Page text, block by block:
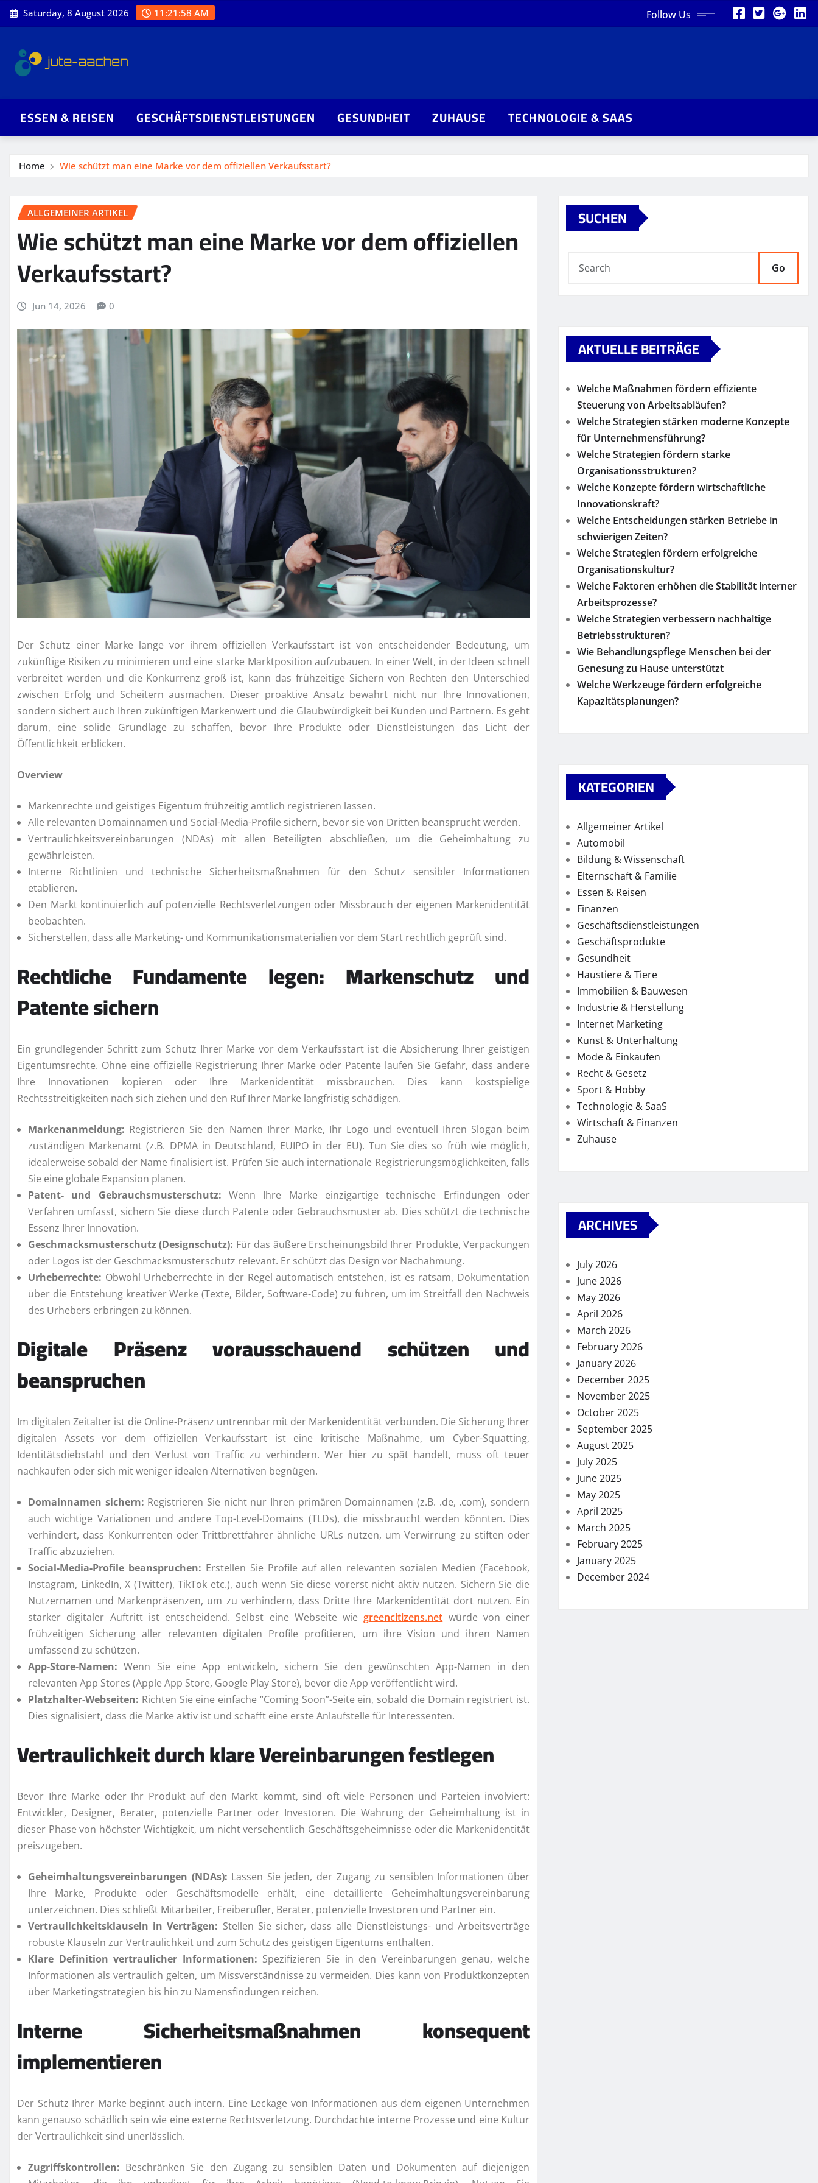
Skip
to
Saturday, 8 August 2026 11:21:59 AM Follow Us
ESSEN & REISEN GESCHÄFTSDIENSTLEISTUNGEN GESUNDHEIT ZUHAUSE TECHNOLOGIE & SAAS
Home Wie schützt man eine Marke vor dem offiziellen Verkaufsstart?
ALLGEMEINER ARTIKEL
Wie schützt man eine Marke vor dem offiziellen
Verkaufsstart?
Jun 14, 2026 0
Der Schutz einer Marke lange vor ihrem offiziellen Verkaufsstart ist von entscheidender Bedeutung, um
zukünftige Risiken zu minimieren und eine starke Marktposition aufzubauen. In einer Welt, in der Ideen schnell
verbreitet werden und die Konkurrenz groß ist, kann das frühzeitige Sichern von Rechten den Unterschied
zwischen Erfolg und Scheitern ausmachen. Dieser proaktive Ansatz bewahrt nicht nur Ihre Innovationen,
sondern sichert auch Ihren zukünftigen Markenwert und die Glaubwürdigkeit bei Kunden und Partnern. Es geht
darum, eine solide Grundlage zu schaffen, bevor Ihre Produkte oder Dienstleistungen das Licht der
Öffentlichkeit erblicken.
Overview
Markenrechte und geistiges Eigentum frühzeitig amtlich registrieren lassen.
Alle relevanten Domainnamen und Social-Media-Profile sichern, bevor sie von Dritten beansprucht werden.
Vertraulichkeitsvereinbarungen (NDAs) mit allen Beteiligten abschließen, um die Geheimhaltung zu
gewährleisten.
Interne Richtlinien und technische Sicherheitsmaßnahmen für den Schutz sensibler Informationen
etablieren.
Den Markt kontinuierlich auf potenzielle Rechtsverletzungen oder Missbrauch der eigenen Markenidentität
beobachten.
Sicherstellen, dass alle Marketing- und Kommunikationsmaterialien vor dem Start rechtlich geprüft sind.
Rechtliche Fundamente legen: Markenschutz und
Patente sichern
Ein grundlegender Schritt zum Schutz Ihrer Marke vor dem Verkaufsstart ist die Absicherung Ihrer geistigen
Eigentumsrechte. Ohne eine offizielle Registrierung Ihrer Marke oder Patente laufen Sie Gefahr, dass andere
Ihre Innovationen kopieren oder Ihre Markenidentität missbrauchen. Dies kann kostspielige
Rechtsstreitigkeiten nach sich ziehen und den Ruf Ihrer Marke langfristig schädigen.
Markenanmeldung: Registrieren Sie den Namen Ihrer Marke, Ihr Logo und eventuell Ihren Slogan beim
zuständigen Markenamt (z.B. DPMA in Deutschland, EUIPO in der EU). Tun Sie dies so früh wie möglich,
idealerweise sobald der Name finalisiert ist. Prüfen Sie auch internationale Registrierungsmöglichkeiten, falls
Sie eine globale Expansion planen.
Patent- und Gebrauchsmusterschutz: Wenn Ihre Marke einzigartige technische Erfindungen oder
Verfahren umfasst, sichern Sie diese durch Patente oder Gebrauchsmuster ab. Dies schützt die technische
Essenz Ihrer Innovation.
Geschmacksmusterschutz (Designschutz): Für das äußere Erscheinungsbild Ihrer Produkte, Verpackungen
oder Logos ist der Geschmacksmusterschutz relevant. Er schützt das Design vor Nachahmung.
Urheberrechte: Obwohl Urheberrechte in der Regel automatisch entstehen, ist es ratsam, Dokumentation
über die Entstehung kreativer Werke (Texte, Bilder, Software-Code) zu führen, um im Streitfall den Nachweis
des Urhebers erbringen zu können.
Digitale Präsenz vorausschauend schützen und
beanspruchen
Im digitalen Zeitalter ist die Online-Präsenz untrennbar mit der Markenidentität verbunden. Die Sicherung Ihrer
digitalen Assets vor dem offiziellen Verkaufsstart ist eine kritische Maßnahme, um Cyber-Squatting,
Identitätsdiebstahl und den Verlust von Traffic zu verhindern. Wer hier zu spät handelt, muss oft teuer
nachkaufen oder sich mit weniger idealen Alternativen begnügen.
Domainnamen sichern: Registrieren Sie nicht nur Ihren primären Domainnamen (z.B. .de, .com), sondern
auch wichtige Variationen und andere Top-Level-Domains (TLDs), die missbraucht werden könnten. Dies
verhindert, dass Konkurrenten oder Trittbrettfahrer ähnliche URLs nutzen, um Verwirrung zu stiften oder
Traffic abzuziehen.
Social-Media-Profile beanspruchen: Erstellen Sie Profile auf allen relevanten sozialen Medien (Facebook,
Instagram, LinkedIn, X (Twitter), TikTok etc.), auch wenn Sie diese vorerst nicht aktiv nutzen. Sichern Sie die
Nutzernamen und Markenpräsenzen, um zu verhindern, dass Dritte Ihre Markenidentität dort nutzen. Ein
starker digitaler Auftritt ist entscheidend. Selbst eine Webseite wiegreencitizens.net würde von einer
frühzeitigen Sicherung aller relevanten digitalen Profile profitieren, um ihre Vision und ihren Namen
umfassend zu schützen.
App-Store-Namen: Wenn Sie eine App entwickeln, sichern Sie den gewünschten App-Namen in den
relevanten App Stores (Apple App Store, Google Play Store), bevor die App veröffentlicht wird.
Platzhalter-Webseiten: Richten Sie eine einfache “Coming Soon”-Seite ein, sobald die Domain registriert ist.
Dies signalisiert, dass die Marke aktiv ist und schafft eine erste Anlaufstelle für Interessenten.
Vertraulichkeit durch klare Vereinbarungen festlegen
Bevor Ihre Marke oder Ihr Produkt auf den Markt kommt, sind oft viele Personen und Parteien involviert:
Entwickler, Designer, Berater, potenzielle Partner oder Investoren. Die Wahrung der Geheimhaltung ist in
dieser Phase von höchster Wichtigkeit, um nicht versehentlich Geschäftsgeheimnisse oder die Markenidentität
preiszugeben.
Geheimhaltungsvereinbarungen (NDAs): Lassen Sie jeden, der Zugang zu sensiblen Informationen über
Ihre Marke, Produkte oder Geschäftsmodelle erhält, eine detaillierte Geheimhaltungsvereinbarung
unterzeichnen. Dies schließt Mitarbeiter, Freiberufler, Berater, potenzielle Investoren und Partner ein.
Vertraulichkeitsklauseln in Verträgen: Stellen Sie sicher, dass alle Dienstleistungs- und Arbeitsverträge
robuste Klauseln zur Vertraulichkeit und zum Schutz des geistigen Eigentums enthalten.
Klare Definition vertraulicher Informationen: Spezifizieren Sie in den Vereinbarungen genau, welche
Informationen als vertraulich gelten, um Missverständnisse zu vermeiden. Dies kann von Produktkonzepten
über Marketingstrategien bis hin zu Namensfindungen reichen.
Interne Sicherheitsmaßnahmen konsequent
implementieren
Der Schutz Ihrer Marke beginnt auch intern. Eine Leckage von Informationen aus dem eigenen Unternehmen
kann genauso schädlich sein wie eine externe Rechtsverletzung. Durchdachte interne Prozesse und eine Kultur
der Vertraulichkeit sind unerlässlich.
Zugriffskontrollen: Beschränken Sie den Zugang zu sensiblen Daten und Dokumenten auf diejenigen
SUCHEN
Go
AKTUELLE BEITRÄGE
Welche Maßnahmen fördern effiziente
Steuerung von Arbeitsabläufen?
Welche Strategien stärken moderne Konzepte
für Unternehmensführung?
Welche Strategien fördern starke
Organisationsstrukturen?
Welche Konzepte fördern wirtschaftliche
Innovationskraft?
Welche Entscheidungen stärken Betriebe in
schwierigen Zeiten?
Welche Strategien fördern erfolgreiche
Organisationskultur?
Welche Faktoren erhöhen die Stabilität interner
Arbeitsprozesse?
Welche Strategien verbessern nachhaltige
Betriebsstrukturen?
Wie Behandlungspflege Menschen bei der
Genesung zu Hause unterstützt
Welche Werkzeuge fördern erfolgreiche
Kapazitätsplanungen?
KATEGORIEN
Allgemeiner Artikel
Automobil
Bildung & Wissenschaft
Elternschaft & Familie
Essen & Reisen
Finanzen
Geschäftsdienstleistungen
Geschäftsprodukte
Gesundheit
Haustiere & Tiere
Immobilien & Bauwesen
Industrie & Herstellung
Internet Marketing
Kunst & Unterhaltung
Mode & Einkaufen
Recht & Gesetz
Sport & Hobby
Technologie & SaaS
Wirtschaft & Finanzen
Zuhause
ARCHIVES
July 2026
June 2026
May 2026
April 2026
March 2026
February 2026
January 2026
December 2025
November 2025
October 2025
September 2025
August 2025
July 2025
June 2025
May 2025
April 2025
March 2025
February 2025
January 2025
December 2024